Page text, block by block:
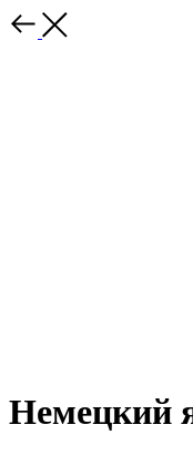
Немецкий